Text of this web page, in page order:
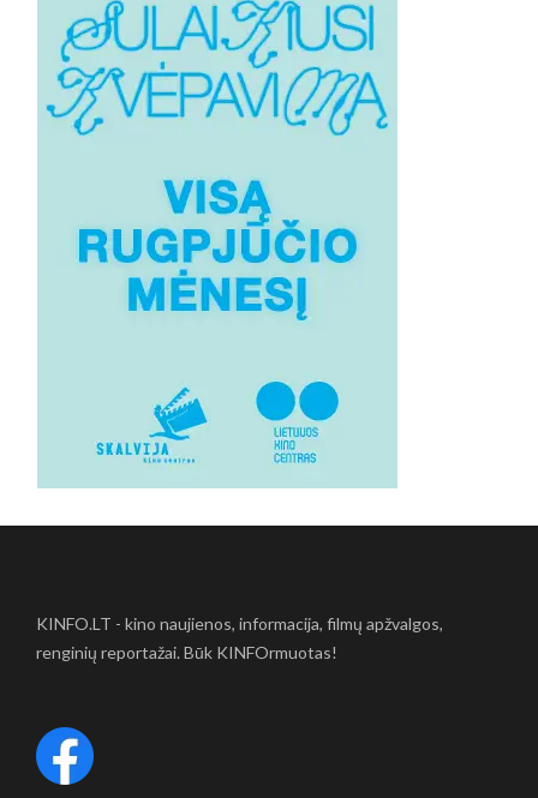
KINFO.LT - kino naujienos, informacija, filmų apžvalgos,
renginių reportažai. Būk KINFOrmuotas!